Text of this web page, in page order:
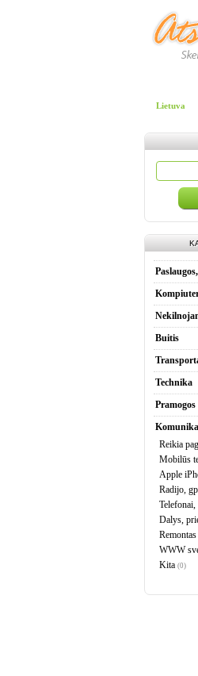
Lietuva
Buitis
Technika
Pramogos
Reikia
Mobilūs
Apple
Radijo,
Dalys,
Remontas
WWW
Kita (0)